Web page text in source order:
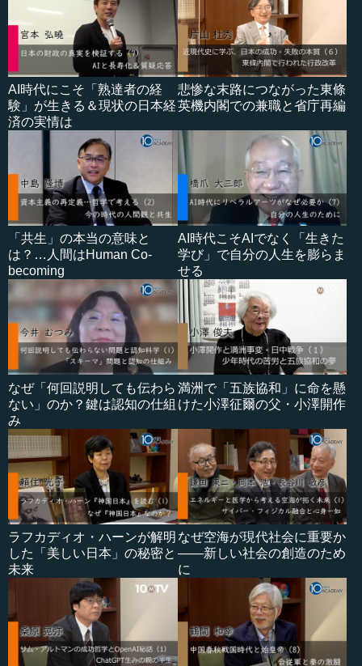
AI時代にこそ「熟達者の経
験」が生きる＆現状の日本経
済の実情は
悲惨な末路につながった東條
英機内閣での兼職と省庁再編
「共生」の本当の意味と
は？…人間はHuman Co-
becoming
AI時代こそAIでなく「生きた
学び」で自分の人生を膨らま
せる
なぜ「何回説明しても伝わら
ない」のか？鍵は認知の仕組
み
満洲で「五族協和」に命を懸
けた小澤征爾の父・小澤開作
ラフカディオ・ハーンが解明
した「美しい日本」の秘密と
未来
なぜ空海が現代社会に重要か
――新しい社会の創造のため
に